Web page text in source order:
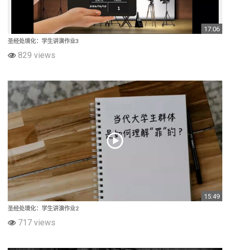
17:06
圣经处境化：学生讲演作业3
829 views
15:49
圣经处境化：学生讲演作业2
717 views